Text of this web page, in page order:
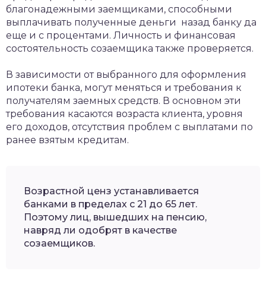
благонадежными заемщиками, способными
выплачивать полученные деньги назад банку да
еще и с процентами. Личность и финансовая
состоятельность созаемщика также проверяется.
В зависимости от выбранного для оформления
ипотеки банка, могут меняться и требования к
получателям заемных средств. В основном эти
требования касаются возраста клиента, уровня
его доходов, отсутствия проблем с выплатами по
ранее взятым кредитам.
Возрастной ценз устанавливается
банками в пределах с 21 до 65 лет.
Поэтому лиц, вышедших на пенсию,
навряд ли одобрят в качестве
созаемщиков.